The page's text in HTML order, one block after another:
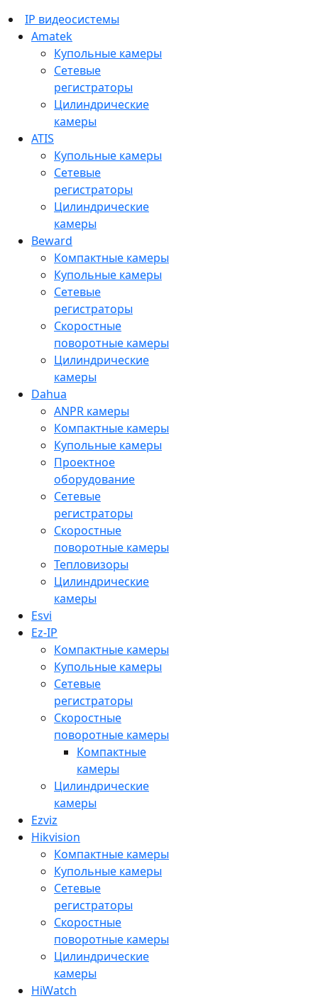
IP видеосистемы
Amatek
Купольные камеры
Сетевые
регистраторы
Цилиндрические
камеры
ATIS
Купольные камеры
Сетевые
регистраторы
Цилиндрические
камеры
Beward
Компактные камеры
Купольные камеры
Сетевые
регистраторы
Скоростные
поворотные камеры
Цилиндрические
камеры
Dahua
ANPR камеры
Компактные камеры
Купольные камеры
Проектное
оборудование
Сетевые
регистраторы
Скоростные
поворотные камеры
Тепловизоры
Цилиндрические
камеры
Esvi
Ez-IP
Компактные камеры
Купольные камеры
Сетевые
регистраторы
Скоростные
поворотные камеры
Компактные
камеры
Цилиндрические
камеры
Ezviz
Hikvision
Компактные камеры
Купольные камеры
Сетевые
регистраторы
Скоростные
поворотные камеры
Цилиндрические
камеры
HiWatch